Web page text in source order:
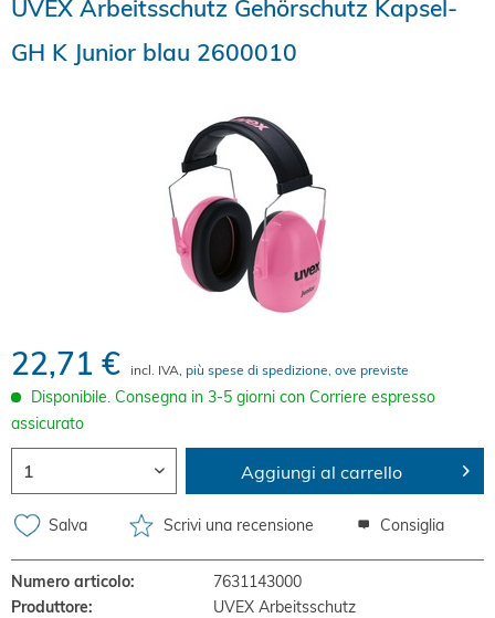
UVEX Arbeitsschutz Gehörschutz Kapsel-
GH K Junior blau 2600010
22,71 € incl. IVA, più spese di spedizione, ove previste
Disponibile. Consegna in 3-5 giorni con Corriere espresso
assicurato
Aggiungi al carrello
Salva Scrivi una recensione Consiglia
Numero articolo:
7631143000
Produttore:
UVEX Arbeitsschutz